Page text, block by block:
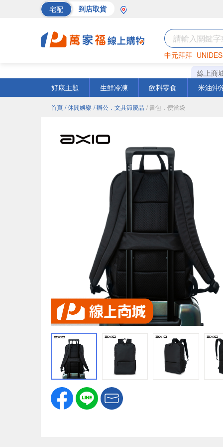
宅配 到店取貨
中元拜拜
罐頭 海苔
線上商
好康主題
生鮮冷凍 飲料零食 米油沖
首頁 / 休閒娛樂 / 辦公．文具節慶品 / 書包．便當袋